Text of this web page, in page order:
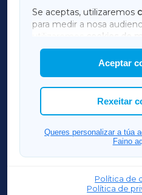
Se aceptas, utilizaremos
para medir a nosa
utilizaremos
cookies de
mostrar publicidade de
Así mesmo, podes
cookies que desexas
Aceptar
Rexeitar
Queres personalizar a túa
Faino
Política de
Política de